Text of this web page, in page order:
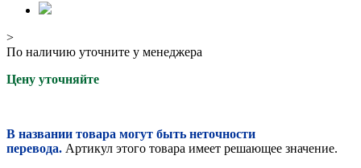
>
По наличию уточните у менеджера
Цену уточняйте
В названии товара могут быть неточности
перевода. Артикул этого товара имеет решающее значение.